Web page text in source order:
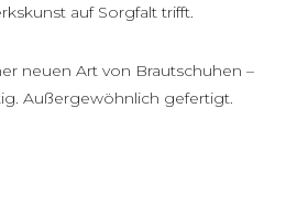
auf Sorgfalt trifft.
neuen Art von Brautschuhen –
Außergewöhnlich gefertigt.